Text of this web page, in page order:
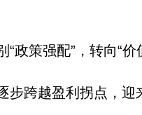
“政策强配”，转向“
步跨越盈利拐点，